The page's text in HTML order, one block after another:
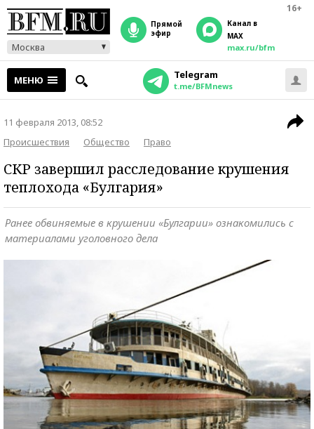
16+
Москва
прямой
эфир
Канал в
MAX
max.ru/bfm
МЕНЮ Telegram
t.me/BFMnews
11 февраля 2013, 08:52
Происшествия
Общество Право
СКР завершил расследование крушения
теплохода «Булгария»
Ранее обвиняемые в крушении «Булгарии» ознакомились с
материалами уголовного дела